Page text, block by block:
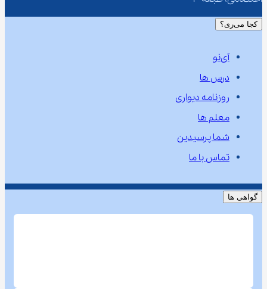
کجا می‌ری؟
آی‌نو
درس ها
روزنامه دیواری
معلم ها
شما پرسیدین
تماس با ما
گواهی ها